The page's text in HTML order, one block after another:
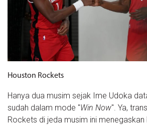
Houston Rockets
Hanya dua musim sejak Ime Udoka
sudah dalam mode "Win Now". Ya,
Rockets di jeda musim ini